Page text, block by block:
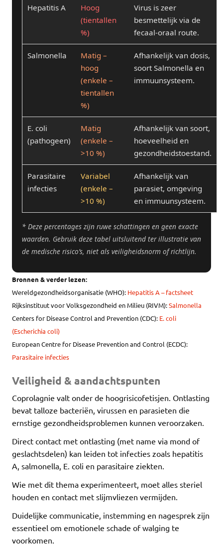
Hepatitis A
Hoog
(tientallen
%)
Virus is zeer
besmettelijk via de
fecaal-oraal route.
Salmonella
Matig –
hoog
(enkele –
tientallen
%)
Afhankelijk van dosis,
soort Salmonella en
immuunsysteem.
E. coli
(pathogeen)
Matig
(enkele –
>10 %)
Afhankelijk van soort,
hoeveelheid en
gezondheidstoestand.
Parasitaire
infecties
Variabel
(enkele –
>10 %)
Afhankelijk van
parasiet, omgeving
en immuunsysteem.
* Deze percentages zijn ruwe schattingen en geen exacte
waarden. Gebruik deze tabel uitsluitend ter illustratie van
de medische risico’s, niet als veiligheidsnorm of richtlijn.
Bronnen & verder lezen:
Wereldgezondheidsorganisatie (WHO): Hepatitis A – factsheet
Rijksinstituut voor Volksgezondheid en Milieu (RIVM):Salmonella
Centers for Disease Control and Prevention (CDC): E. coli
(Escherichia coli)
European Centre for Disease Prevention and Control (ECDC):
Parasitaire infecties
Veiligheid & aandachtspunten
Coprolagnie valt onder de hoogrisicofetisjen. Ontlasting
bevat talloze bacteriën, virussen en parasieten die
ernstige gezondheidsproblemen kunnen veroorzaken.
Direct contact met ontlasting (met name via mond of
geslachtsdelen) kan leiden tot infecties zoals hepatitis
A, salmonella, E. coli en parasitaire ziekten.
Wie met dit thema experimenteert, moet alles steriel
houden en contact met slijmvliezen vermijden.
Duidelijke communicatie, instemming en nagesprek zijn
essentieel om emotionele schade of walging te
voorkomen.